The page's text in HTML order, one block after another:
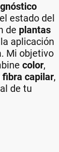
estado del
de plantas
aplicación
Mi objetivo
color,
fibra capilar,
de tu